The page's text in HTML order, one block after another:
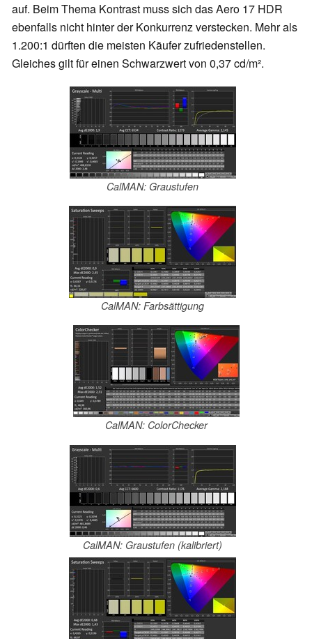
auf. Beim Thema Kontrast muss sich das Aero 17 HDR
ebenfalls nicht hinter der Konkurrenz verstecken. Mehr als
1.200:1 dürften die meisten Käufer zufriedenstellen.
Gleiches gilt für einen Schwarzwert von 0,37 cd/m².
CalMAN: Graustufen
CalMAN: Farbsättigung
CalMAN: ColorChecker
CalMAN: Graustufen (kalibriert)